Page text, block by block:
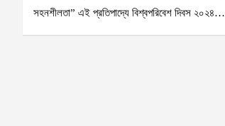
সহনশীলতা” এই প্রতিপাদ্যে বিশ্বপরিবেশ দিবস ২০২৪…